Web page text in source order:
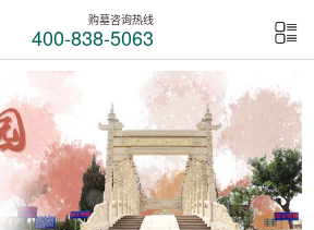
购墓咨询热线
400-838-5063